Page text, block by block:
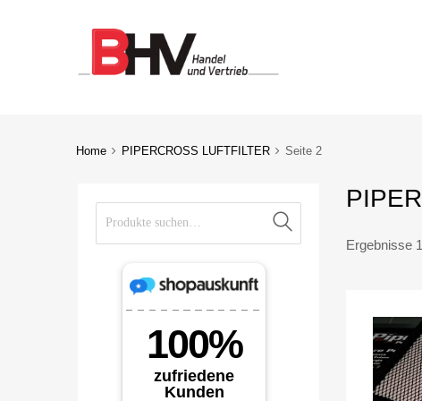
Home PIPERCROSS LUFTFILTER Seite 2
Ergebnisse